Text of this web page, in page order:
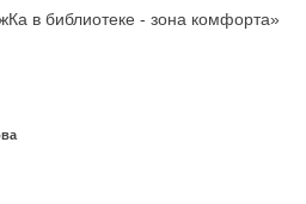
в библиотеке - зона комфорта»